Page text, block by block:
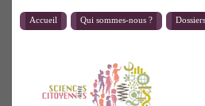
Accueil Qui sommes-nous ? Dossiers